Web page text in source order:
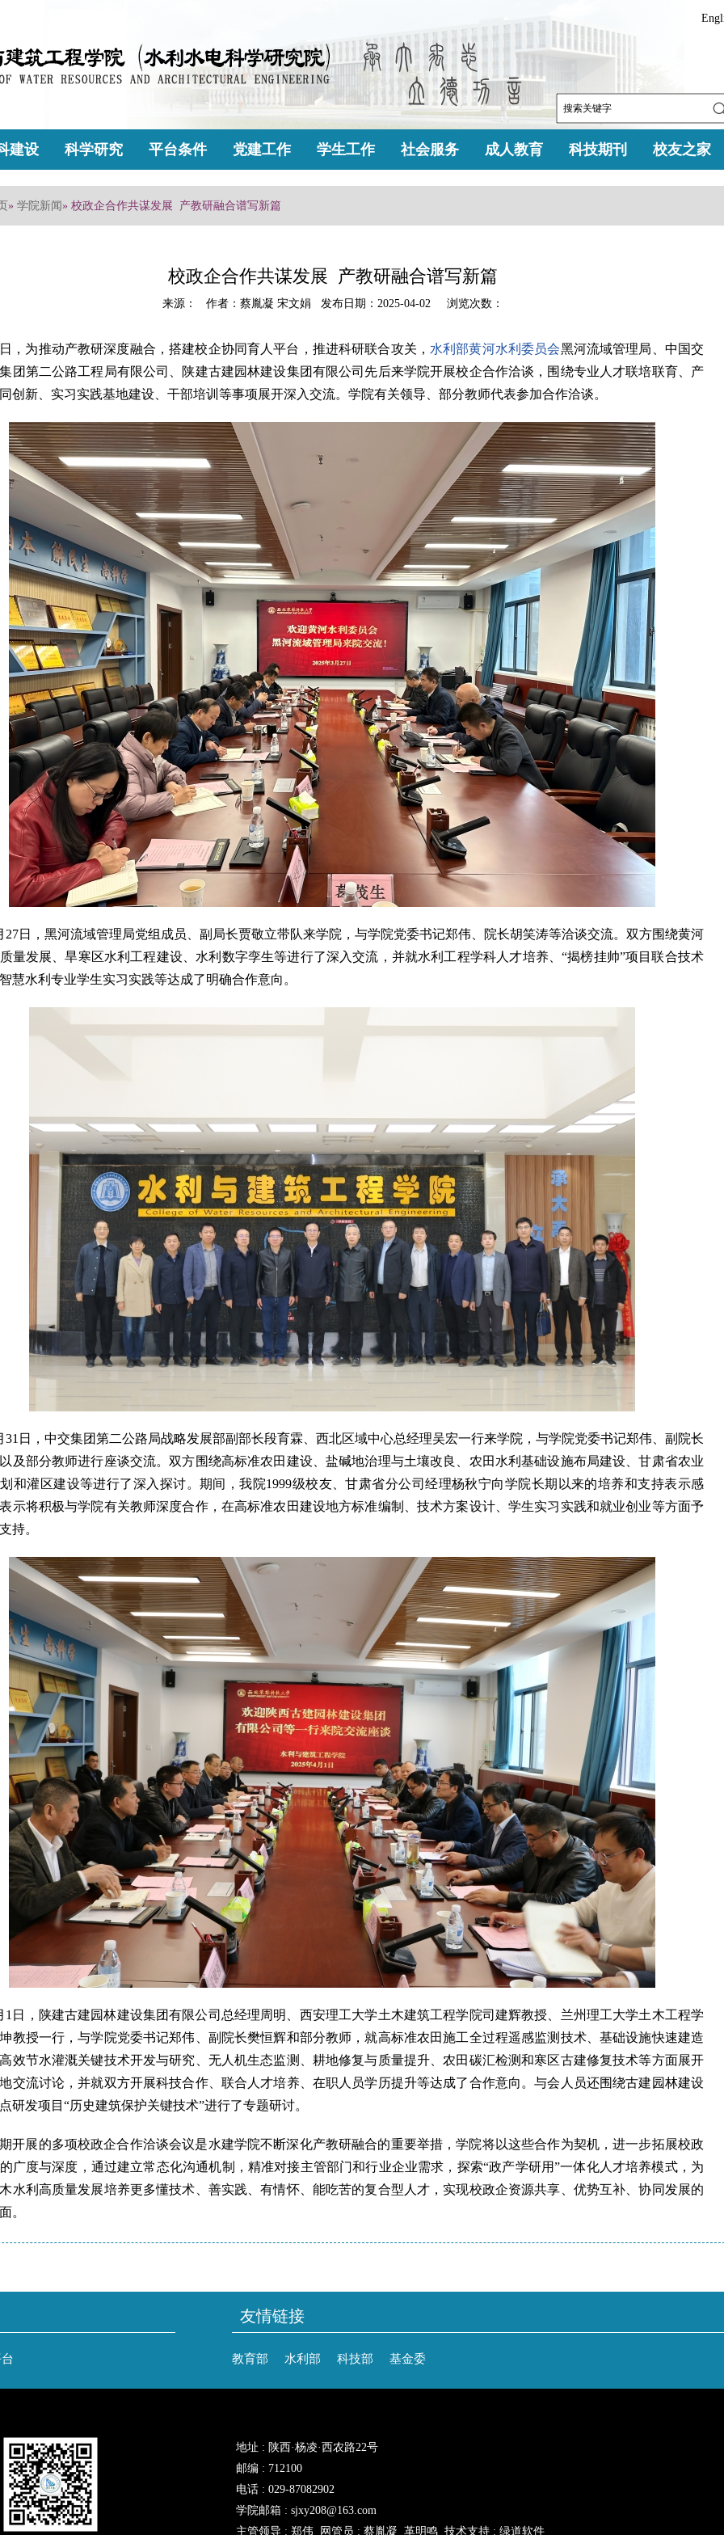
建设 科学研究 平台条件 党建工作 学生工作 社会服务 成人教育 科技期刊 校友之家
» 学院新闻» 校政企合作共谋发展 产教研融合谱写新篇
校政企合作共谋发展 产教研融合谱写新篇
来源： 作者：蔡胤凝 宋文娟 发布日期：2025-04-02 浏览次数：
，为推动产教研深度融合，搭建校企协同育人平台，推进科研联合攻关， 水利部黄河水利委员会黑河流域管理局、中国交
团第二公路工程局有限公司、陕建古建园林建设集团有限公司先后来学院开展校企合作洽谈，围绕专业人才联培联育、产
创新、实习实践基地建设、干部培训等事项展开深入交流。学院有关领导、部分教师代表参加合作洽谈。
27日，黑河流域管理局党组成员、副局长贾敬立带队来学院，与学院党委书记郑伟、院长胡笑涛等洽谈交流。双方围绕黄河
量发展、旱寒区水利工程建设、水利数字孪生等进行了深入交流，并就水利工程学科人才培养、“揭榜挂帅”项目联合技术
慧水利专业学生实习实践等达成了明确合作意向。
31日，中交集团第二公路局战略发展部副部长段育霖、西北区域中心总经理吴宏一行来学院，与学院党委书记郑伟、副院长
及部分教师进行座谈交流。双方围绕高标准农田建设、盐碱地治理与土壤改良、农田水利基础设施布局建设、甘肃省农业
和灌区建设等进行了深入探讨。期间，我院1999级校友、甘肃省分公司经理杨秋宁向学院长期以来的培养和支持表示感
示将积极与学院有关教师深度合作，在高标准农田建设地方标准编制、技术方案设计、学生实习实践和就业创业等方面予
持。
1日，陕建古建园林建设集团有限公司总经理周明、西安理工大学土木建筑工程学院司建辉教授、兰州理工大学土木工程学
教授一行，与学院党委书记郑伟、副院长樊恒辉和部分教师，就高标准农田施工全过程遥感监测技术、基础设施快速建造
效节水灌溉关键技术开发与研究、无人机生态监测、耕地修复与质量提升、农田碳汇检测和寒区古建修复技术等方面展开
交流讨论，并就双方开展科技合作、联合人才培养、在职人员学历提升等达成了合作意向。与会人员还围绕古建园林建设
研发项目“历史建筑保护关键技术”进行了专题研讨。
开展的多项校政企合作洽谈会议是水建学院不断深化产教研融合的重要举措，学院将以这些合作为契机，进一步拓展校政
广度与深度，通过建立常态化沟通机制，精准对接主管部门和行业企业需求，探索“政产学研用”一体化人才培养模式，为
水利高质量发展培养更多懂技术、善实践、有情怀、能吃苦的复合型人才，实现校政企资源共享、优势互补、协同发展的
。
友情链接
教育部 水利部 科技部 基金委
地址 : 陕西·杨凌·西农路22号
邮编 : 712100
电话 : 029-87082902
学院邮箱 : sjxy208@163.com
主管领导 : 郑伟 网管员 : 蔡胤凝 革明鸣 技术支持 : 绿道软件